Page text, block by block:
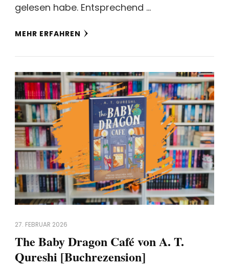
gelesen habe. Entsprechend …
MEHR ERFAHREN
27. FEBRUAR 2026
The Baby Dragon Café von A. T.
Qureshi [Buchrezension]